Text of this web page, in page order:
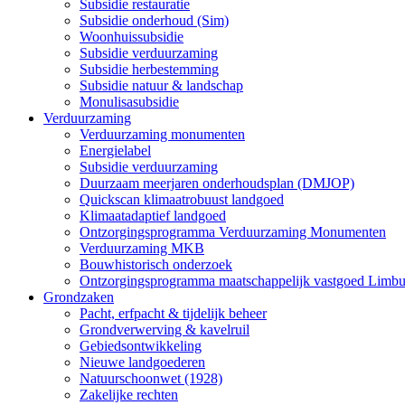
Subsidie restauratie
Subsidie onderhoud (Sim)
Woonhuissubsidie
Subsidie verduurzaming
Subsidie herbestemming
Subsidie natuur & landschap
Monulisasubsidie
Verduurzaming
Verduurzaming monumenten
Energielabel
Subsidie verduurzaming
Duurzaam meerjaren onderhoudsplan (DMJOP)
Quickscan klimaatrobuust landgoed
Klimaatadaptief landgoed
Ontzorgingsprogramma Verduurzaming Monumenten
Verduurzaming MKB
Bouwhistorisch onderzoek
Ontzorgingsprogramma maatschappelijk vastgoed
Grondzaken
Pacht, erfpacht & tijdelijk beheer
Grondverwerving & kavelruil
Gebiedsontwikkeling
Nieuwe landgoederen
Natuurschoonwet (1928)
Zakelijke rechten